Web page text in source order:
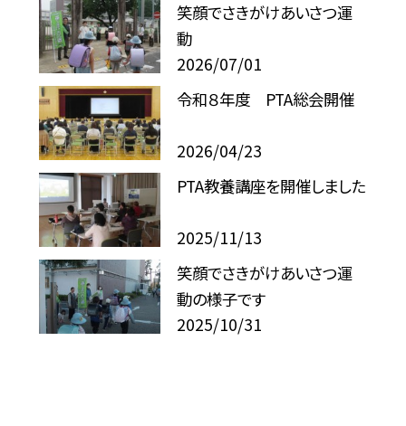
笑顔でさきがけあいさつ運
動
2026/07/01
令和８年度 PTA総会開催
2026/04/23
PTA教養講座を開催しました
2025/11/13
笑顔でさきがけあいさつ運
動の様子です
2025/10/31